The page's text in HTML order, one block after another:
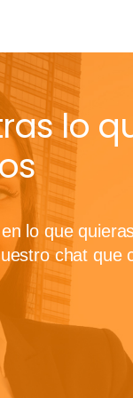
lo
lo que
chat que